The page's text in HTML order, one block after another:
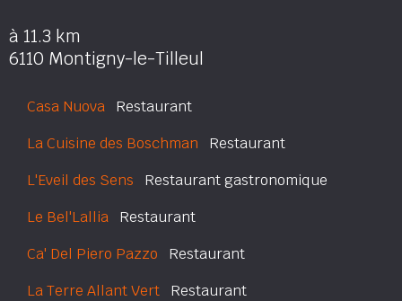
à 11.3 km
6110 Montigny-le-Tilleul
Casa Nuova Restaurant
La Cuisine des Boschman Restaurant
L'Eveil des Sens Restaurant gastronomique
Le Bel'Lallia Restaurant
Ca' Del Piero Pazzo Restaurant
La Terre Allant Vert Restaurant